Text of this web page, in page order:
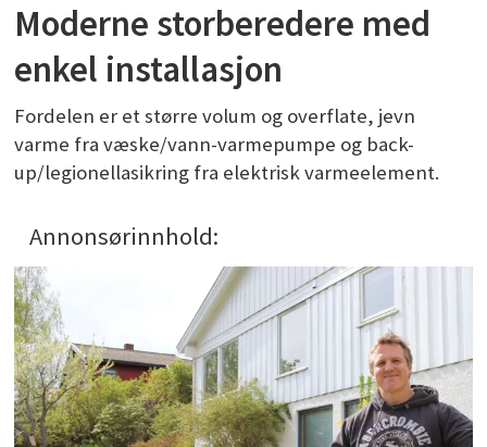
Moderne storberedere med
enkel installasjon
Fordelen er et større volum og overflate, jevn
varme fra væske/vann-varmepumpe og back-
up/legionellasikring fra elektrisk varmeelement.
Annonsørinnhold: